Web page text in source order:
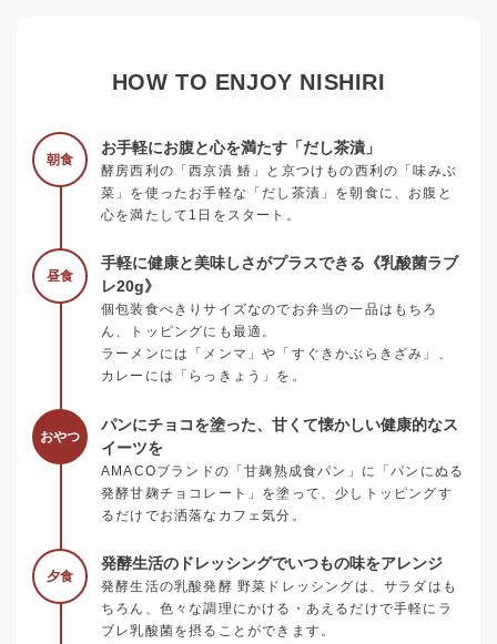
HOW TO ENJOY NISHIRI
朝食
お手軽にお腹と心を満たす「だし茶漬」
酵房西利の「西京漬 鰆」と京つけもの西利の「味みぶ
菜」を使ったお手軽な「だし茶漬」を朝食に、お腹と
心を満たして1日をスタート。
昼食
手軽に健康と美味しさがプラスできる《乳酸菌ラブ
レ20g》
個包装食べきりサイズなのでお弁当の一品はもちろ
ん、トッピングにも最適。
ラーメンには「メンマ」や「すぐきかぶらきざみ」、
カレーには「らっきょう」を。
おやつ
パンにチョコを塗った、甘くて懐かしい健康的なス
イーツを
AMACOブランドの「甘麹熟成食パン」に「パンにぬる
発酵甘麹チョコレート」を塗って、少しトッピングす
るだけでお洒落なカフェ気分。
夕食
発酵生活のドレッシングでいつもの味をアレンジ
発酵生活の乳酸発酵 野菜ドレッシングは、サラダはも
ちろん、色々な調理にかける・あえるだけで手軽にラ
ブレ乳酸菌を摂ることができます。